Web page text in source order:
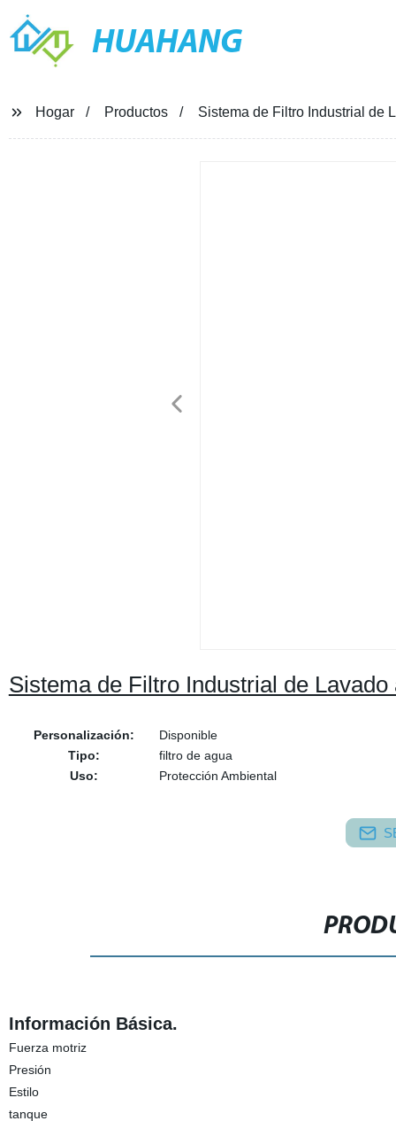
HUAHANG
Hogar Productos Sistema de Filtro Industrial de
Sistema de Filtro Industrial de
Personalización:
Disponible
Tipo:
filtro de agua
Uso:
Protección Ambiental
Información Básica.
Fuerza motriz
Presión
Estilo
tanque